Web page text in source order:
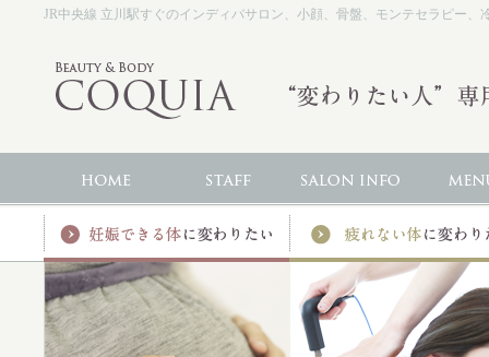
JR中央線 立川駅すぐのインディバサロン、小顔、骨盤、モンテセラピー